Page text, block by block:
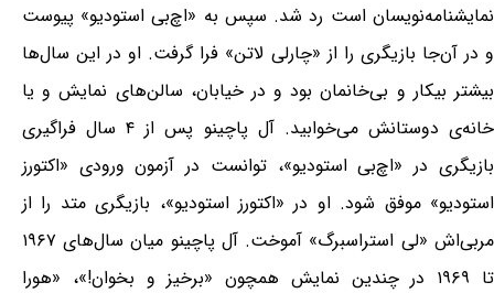
نمایشنامه‌نویسان است رد شد. سپس به «اچ‌بی استودیو» پیوست
و در آن‌جا بازیگری را از «چارلی لاتن» فرا گرفت. او در این سال‌ها
بیشتر بیکار و بی‌خانمان بود و در خیابان، سالن‌های نمایش و یا
خانه‌ی دوستانش می‌خوابید. آل پاچینو پس از ۴ سال فراگیری
بازیگری در «اچ‌بی استودیو»، توانست در آزمون ورودی «اکتورز
استودیو» موفق شود. او در «اکتورز استودیو»، بازیگری متد را از
مربی‌اش «لی استراسبرگ» آموخت. آل پاچینو میان سال‌های ۱۹۶۷
تا ۱۹۶۹ در چندین نمایش همچون «برخیز و بخوان!»، «هورا